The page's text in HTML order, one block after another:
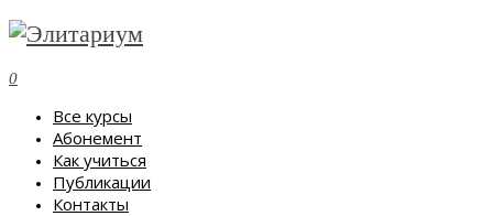
0
Все курсы
Абонемент
Как учиться
Публикации
Контакты